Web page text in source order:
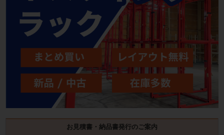
お見積書・納品書発行のご案内